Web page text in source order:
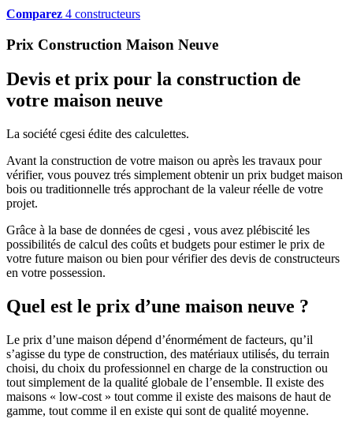
Comparez 4 constructeurs
Prix Construction Maison Neuve
Devis et prix pour la construction de
votre maison neuve
La société cgesi édite des calculettes.
Avant la construction de votre maison ou après les travaux pour
vérifier, vous pouvez trés simplement obtenir un prix budget maison
bois ou traditionnelle trés approchant de la valeur réelle de votre
projet.
Grâce à la base de données de cgesi , vous avez plébiscité les
possibilités de calcul des coûts et budgets pour estimer le prix de
votre future maison ou bien pour vérifier des devis de constructeurs
en votre possession.
Quel est le prix d’une maison neuve ?
Le prix d’une maison dépend d’énormément de facteurs, qu’il
s’agisse du type de construction, des matériaux utilisés, du terrain
choisi, du choix du professionnel en charge de la construction ou
tout simplement de la qualité globale de l’ensemble. Il existe des
maisons « low-cost » tout comme il existe des maisons de haut de
gamme, tout comme il en existe qui sont de qualité moyenne.